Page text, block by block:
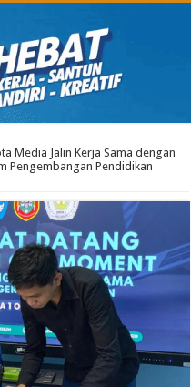
Media Jalin Kerja Sama dengan
Pengembangan Pendidikan